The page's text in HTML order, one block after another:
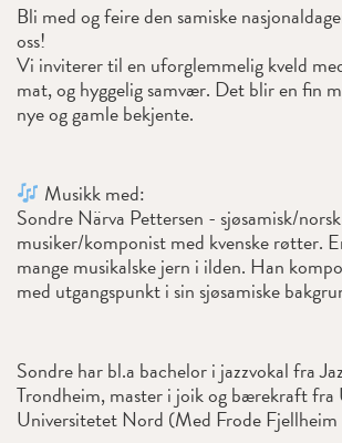
Bli med og feire den samiske
oss!
Vi inviterer til en uforglemmelig kveld
mat, og hyggelig samvær. Det blir en fin
nye og gamle bekjente.
Musikk med:
Sondre Närva Pettersen - sjøsamisk/norsk
musiker/komponist med kvenske røtter.
mange musikalske jern i ilden. Han
med utgangspunkt i sin sjøsamiske
Sondre har bl.a bachelor i jazzvokal fra
Trondheim, master i joik og bærekraft fra
Universitetet Nord (Med Frode Fjellheim